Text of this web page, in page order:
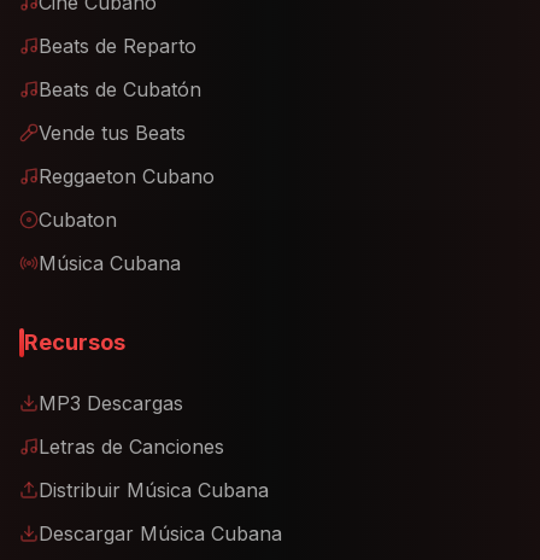
Beats de Reparto
Beats de Cubatón
Vende tus Beats
Reggaeton Cubano
Cubaton
Música Cubana
Recursos
MP3 Descargas
Letras de Canciones
Distribuir Música Cubana
Descargar Música Cubana